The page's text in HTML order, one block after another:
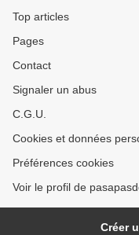
Top articles
Pages
Contact
Signaler un abus
C.G.U.
Cookies et données
Préférences cookies
Voir le profil de
Créer